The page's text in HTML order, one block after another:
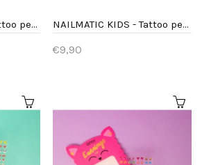
NAILMATIC KIDS - Tattoo pen Groen NAILMATIC KIDS - Tattoo pen Oranje
€9,90